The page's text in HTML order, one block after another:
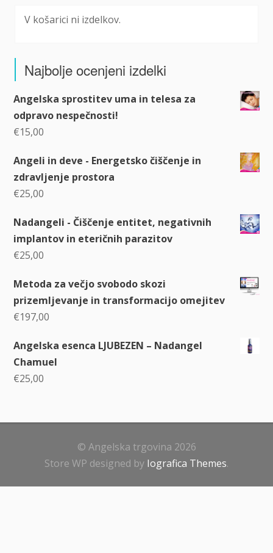
V košarici ni izdelkov.
Najbolje ocenjeni izdelki
Angelska sprostitev uma in telesa za
odpravo nespečnosti!
€15,00
Angeli in deve - Energetsko čiščenje in
zdravljenje prostora
€25,00
Nadangeli - Čiščenje entitet, negativnih
implantov in eteričnih parazitov
€25,00
Metoda za večjo svobodo skozi
prizemljevanje in transformacijo omejitev
€197,00
Angelska esenca LJUBEZEN – Nadangel
Chamuel
€25,00
© Angelska trgovina 2026
Store WP designed by Iografica Themes.